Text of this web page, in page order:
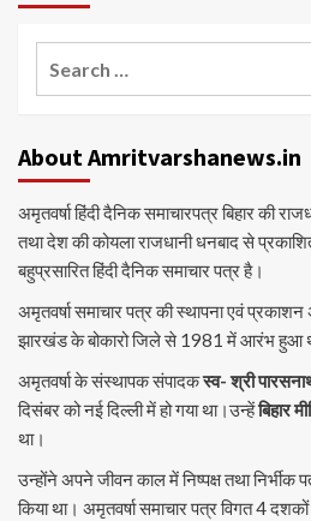
About Amritvarshanews.in
अमृतवर्षा हिंदी दैनिक समाचारपत्र बिहार की
तथा देश की कोयला राजधानी धनबाद से
बहुप्रसारित हिंदी दैनिक समाचार पत्र है।
अमृतवर्षा समाचार पत्र की स्थापना एवं प्रकाशन
झारखंड के बोकारो जिले से 1981 में आरंभ हुआ
अमृतवर्षा के संस्थापक संपादकस्व- श्री
दिसंबर को नई दिल्ली में हो गया था।उन्हेंबिहार
था।
उन्होंने अपने जीवन काल में निष्पक्ष तथा निर्भीक
किया था। अमृतवर्षा समाचार पत्र विगत 4 दशकों